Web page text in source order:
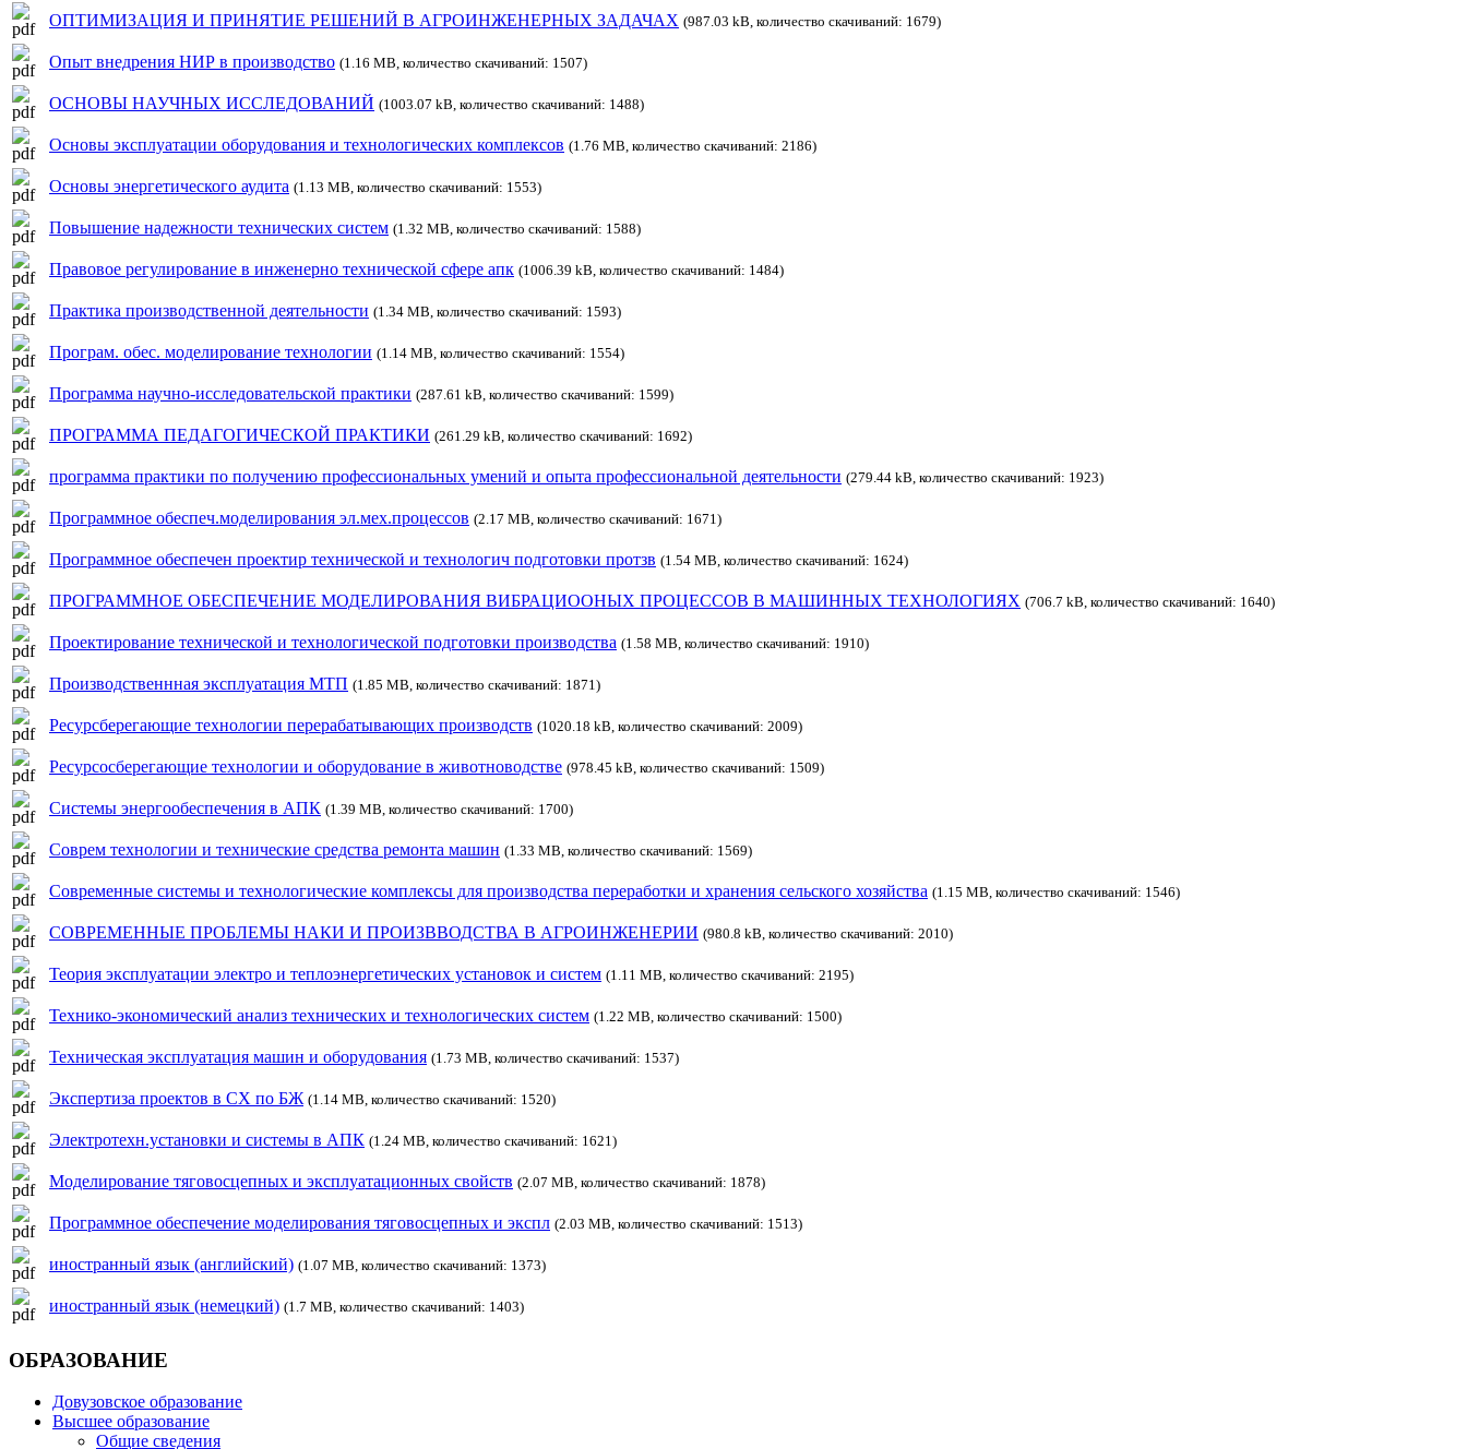
ОПТИМИЗАЦИЯ И ПРИНЯТИЕ РЕШЕНИЙ В АГРОИНЖЕНЕРНЫХ ЗАДАЧАХ (987.03 kB, количество скачиваний: 1679)
Опыт внедрения НИР в производство (1.16 MB, количество скачиваний: 1507)
ОСНОВЫ НАУЧНЫХ ИССЛЕДОВАНИЙ (1003.07 kB, количество скачиваний: 1488)
Основы эксплуатации оборудования и технологических комплексов (1.76 MB, количество скачиваний: 2186)
Основы энергетического аудита (1.13 MB, количество скачиваний: 1553)
Повышение надежности технических систем (1.32 MB, количество скачиваний: 1588)
Правовое регулирование в инженерно технической сфере апк (1006.39 kB, количество скачиваний: 1484)
Практика производственной деятельности (1.34 MB, количество скачиваний: 1593)
Програм. обес. моделирование технологии (1.14 MB, количество скачиваний: 1554)
Программа научно-исследовательской практики (287.61 kB, количество скачиваний: 1599)
ПРОГРАММА ПЕДАГОГИЧЕСКОЙ ПРАКТИКИ (261.29 kB, количество скачиваний: 1692)
программа практики по получению профессиональных умений и опыта профессиональной деятельности (279.44 kB, количество скачиваний: 1923)
Программное обеспеч.моделирования эл.мех.процессов (2.17 MB, количество скачиваний: 1671)
Программное обеспечен проектир технической и технологич подготовки протзв (1.54 MB, количество скачиваний: 1624)
ПРОГРАММНОЕ ОБЕСПЕЧЕНИЕ МОДЕЛИРОВАНИЯ ВИБРАЦИООНЫХ ПРОЦЕССОВ В МАШИННЫХ ТЕХНОЛОГИЯХ (706.7 kB, количество скачиваний: 1640)
Проектирование технической и технологической подготовки производства (1.58 MB, количество скачиваний: 1910)
Производственнная эксплуатация МТП (1.85 MB, количество скачиваний: 1871)
Ресурсберегающие технологии перерабатывающих производств (1020.18 kB, количество скачиваний: 2009)
Ресурсосберегающие технологии и оборудование в животноводстве (978.45 kB, количество скачиваний: 1509)
Системы энергообеспечения в АПК (1.39 MB, количество скачиваний: 1700)
Соврем технологии и технические средства ремонта машин (1.33 MB, количество скачиваний: 1569)
Современные системы и технологические комплексы для производства переработки и хранения сельского хозяйства (1.15 MB, количество скачиваний: 1546)
СОВРЕМЕННЫЕ ПРОБЛЕМЫ НАКИ И ПРОИЗВВОДСТВА В АГРОИНЖЕНЕРИИ (980.8 kB, количество скачиваний: 2010)
Теория эксплуатации электро и теплоэнергетических установок и систем (1.11 MB, количество скачиваний: 2195)
Технико-экономический анализ технических и технологических систем (1.22 MB, количество скачиваний: 1500)
Техническая эксплуатация машин и оборудования (1.73 MB, количество скачиваний: 1537)
Экспертиза проектов в СХ по БЖ (1.14 MB, количество скачиваний: 1520)
Электротехн.установки и системы в АПК (1.24 MB, количество скачиваний: 1621)
Моделирование тяговосцепных и эксплуатационных свойств (2.07 MB, количество скачиваний: 1878)
Программное обеспечение моделирования тяговосцепных и экспл (2.03 MB, количество скачиваний: 1513)
иностранный язык (английский) (1.07 MB, количество скачиваний: 1373)
иностранный язык (немецкий) (1.7 MB, количество скачиваний: 1403)
ОБРАЗОВАНИЕ
Довузовское образование
Высшее образование
Общие сведения